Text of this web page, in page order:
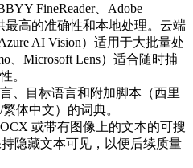
FineReader、Adobe
最高的准确性和本地处理。云端
AI Vision）适用于大批量处
、Microsoft Lens）适合随时捕
。
、目标语言和附加脚本（西里
体中文）的词典。
或带有图像上的文本的可搜
隐藏文本可见，以便后续质量